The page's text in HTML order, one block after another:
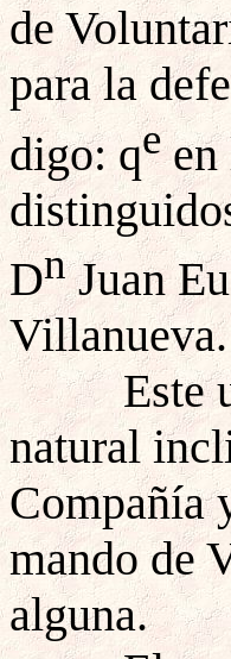
de
para la
digo: qeen
DnJuan
Villanueva.
Este
natural
Compañía
mando de
alguna.